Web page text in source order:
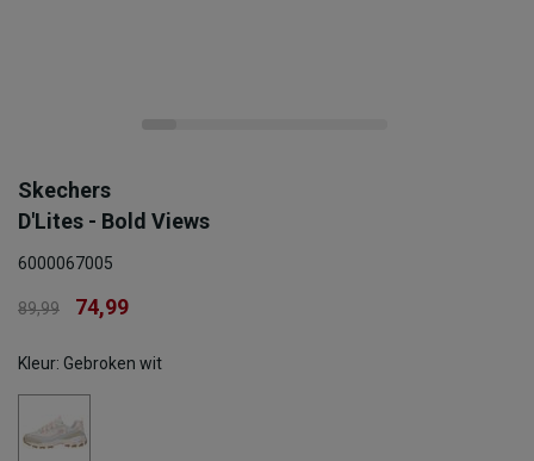
Skechers
D'Lites - Bold Views
6000067005
89,99 74,99
Kleur: Gebroken wit